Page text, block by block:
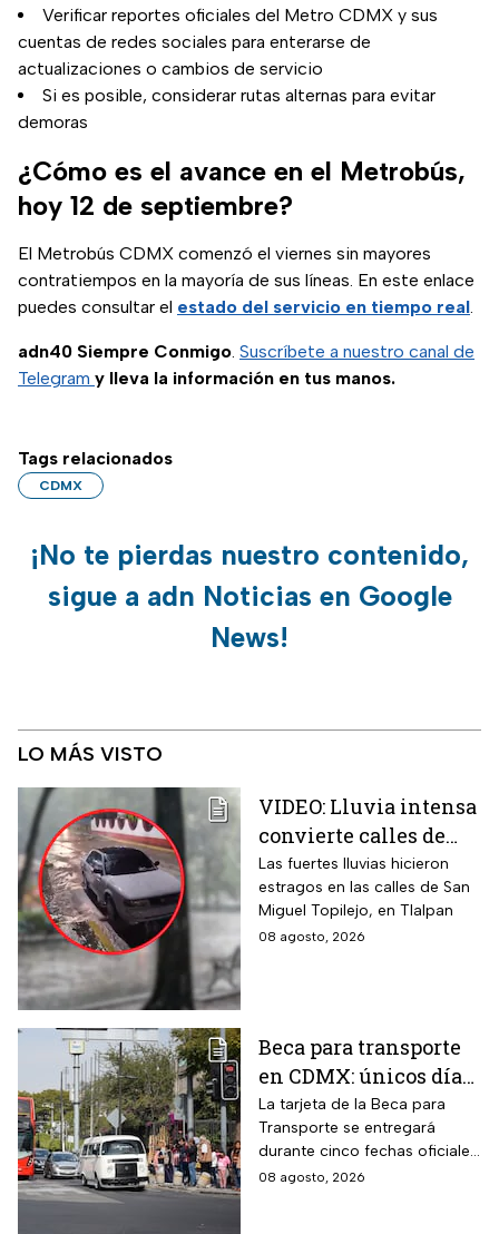
Verificar reportes oficiales del Metro CDMX y sus
cuentas de redes sociales para enterarse de
actualizaciones o cambios de servicio
Si es posible, considerar rutas alternas para evitar
demoras
¿Cómo es el avance en el Metrobús,
hoy 12 de septiembre?
El Metrobús CDMX comenzó el viernes sin mayores
contratiempos en la mayoría de sus líneas. En este enlace
puedes consultar el estado del servicio en tiempo real.
adn40 Siempre Conmigo. Suscríbete a nuestro canal de
Telegram y lleva la información en tus manos.
Tags relacionados
CDMX
¡No te pierdas nuestro contenido,
sigue a adn Noticias en Google
News!
LO MÁS VISTO
VIDEO: Lluvia intensa
convierte calles de
Tlalpan en ríos
Las fuertes lluvias hicieron
estragos en las calles de San
Miguel Topilejo, en Tlalpan
08 agosto, 2026
Beca para transporte
en CDMX: únicos días
para recoger la tarjeta
si te atrasaste
La tarjeta de la Beca para
Transporte se entregará
durante cinco fechas oficiales
en la CDMX; estos son los
08 agosto, 2026